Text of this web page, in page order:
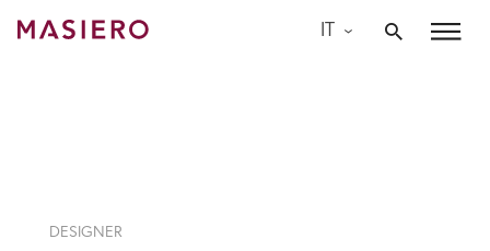
Skip
IT
DESIGNER